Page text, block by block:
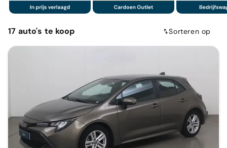
17 auto's te koop Sorteren op